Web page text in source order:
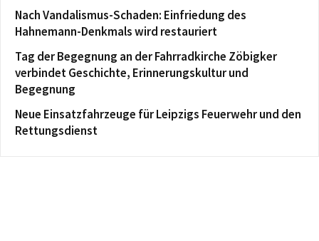
Nach Vandalismus-Schaden: Einfriedung des
Hahnemann-Denkmals wird restauriert
Tag der Begegnung an der Fahrradkirche Zöbigker
verbindet Geschichte, Erinnerungskultur und
Begegnung
Neue Einsatzfahrzeuge für Leipzigs Feuerwehr und den
Rettungsdienst